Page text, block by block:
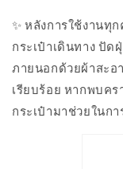
✨ หลังการใช้งานทุ
กระเป๋าเดินทาง ปัด
ภายนอกด้วยผ้าสะอ
เรียบร้อย หากพบค
กระเป๋ามาช่วยในก